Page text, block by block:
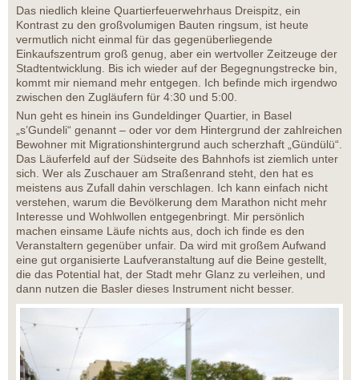
Das niedlich kleine Quartierfeuerwehrhaus Dreispitz, ein
Kontrast zu den großvolumigen Bauten ringsum, ist heute
vermutlich nicht einmal für das gegenüberliegende
Einkaufszentrum groß genug, aber ein wertvoller Zeitzeuge der
Stadtentwicklung. Bis ich wieder auf der Begegnungstrecke bin,
kommt mir niemand mehr entgegen. Ich befinde mich irgendwo
zwischen den Zugläufern für 4:30 und 5:00.
Nun geht es hinein ins Gundeldinger Quartier, in Basel
„s’Gundeli“ genannt – oder vor dem Hintergrund der zahlreichen
Bewohner mit Migrationshintergrund auch scherzhaft „Gündülü“.
Das Läuferfeld auf der Südseite des Bahnhofs ist ziemlich unter
sich. Wer als Zuschauer am Straßenrand steht, den hat es
meistens aus Zufall dahin verschlagen. Ich kann einfach nicht
verstehen, warum die Bevölkerung dem Marathon nicht mehr
Interesse und Wohlwollen entgegenbringt. Mir persönlich
machen einsame Läufe nichts aus, doch ich finde es den
Veranstaltern gegenüber unfair. Da wird mit großem Aufwand
eine gut organisierte Laufveranstaltung auf die Beine gestellt,
die das Potential hat, der Stadt mehr Glanz zu verleihen, und
dann nutzen die Basler dieses Instrument nicht besser.